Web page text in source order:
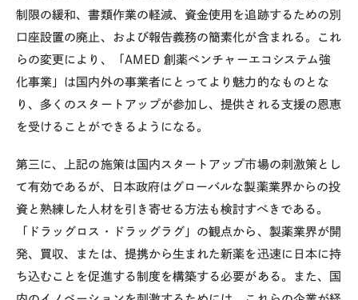
制限の緩和、書類作業の軽減、資金使用を追跡するための別
口座設置の廃止、および報告義務の簡素化が含まれる。これ
らの変更により、「 AMED創薬ベンチャーエコシステム強
化事業」は国内外の事業者にとってより魅力的なものとな
り、多くのスタートアップが参加し、提供される支援の恩恵
を受けることができるようになる。
第三に、上記の施策は国内スタートアップ市場の刺激策とし
て有効であるが、日本政府はグローバルな製薬業界からの投
資と熟練した人材を引き寄せる方法も検討すべきである。
「ドラッグロス・ドラッグラグ」の観点から、製薬業界が開
発、買収、または、提携から生まれた新薬を迅速に日本に持
ち込むことを促進する制度を構築する必要がある。また、国